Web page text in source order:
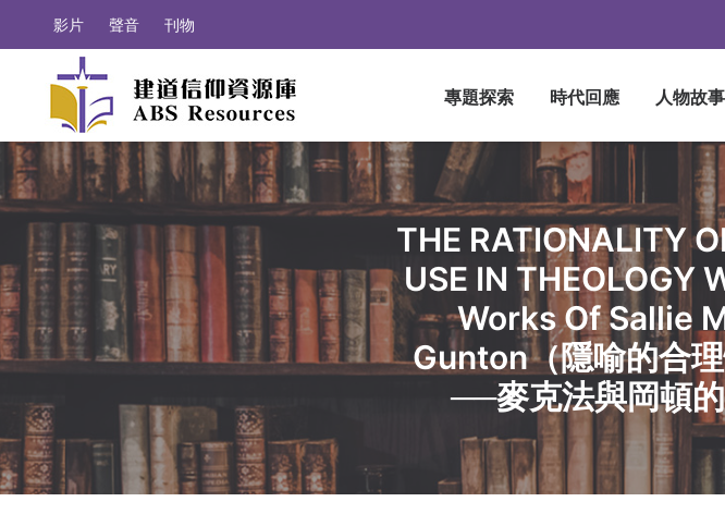
影片 聲音 刊物
專題探索 時代回應 人物故事
THE RATIONALITY
USE IN THEOLOGY
Works Of Sallie
Gunton（隱喻的合
──麥克法與岡頓